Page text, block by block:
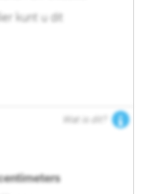
kunt u dit
Wat is dit?